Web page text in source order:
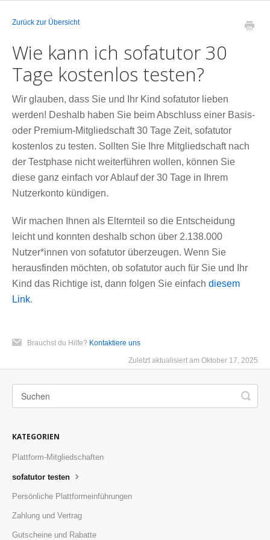
Zurück zur Übersicht
Wie kann ich sofatutor 30
Tage kostenlos testen?
Wir glauben, dass Sie und Ihr Kind sofatutor lieben
werden! Deshalb haben Sie beim Abschluss einer Basis-
oder Premium-Mitgliedschaft 30 Tage Zeit, sofatutor
kostenlos zu testen. Sollten Sie Ihre Mitgliedschaft nach
der Testphase nicht weiterführen wollen, können Sie
diese ganz einfach vor Ablauf der 30 Tage in Ihrem
Nutzerkonto kündigen.
Wir machen Ihnen als Elternteil so die Entscheidung
leicht und konnten deshalb schon über 2.138.000
Nutzer*innen von sofatutor überzeugen. Wenn Sie
herausfinden möchten, ob sofatutor auch für Sie und Ihr
Kind das Richtige ist, dann folgen Sie einfach diesem
Link.
Brauchst du Hilfe? Kontaktiere uns
Zuletzt aktualisiert am Oktober 17, 2025
KATEGORIEN
Plattform-Mitgliedschaften
sofatutor testen
Persönliche Plattformeinführungen
Zahlung und Vertrag
Gutscheine und Rabatte